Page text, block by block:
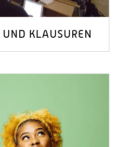
KLAUSUREN